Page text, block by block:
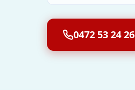
0472 53 24 26